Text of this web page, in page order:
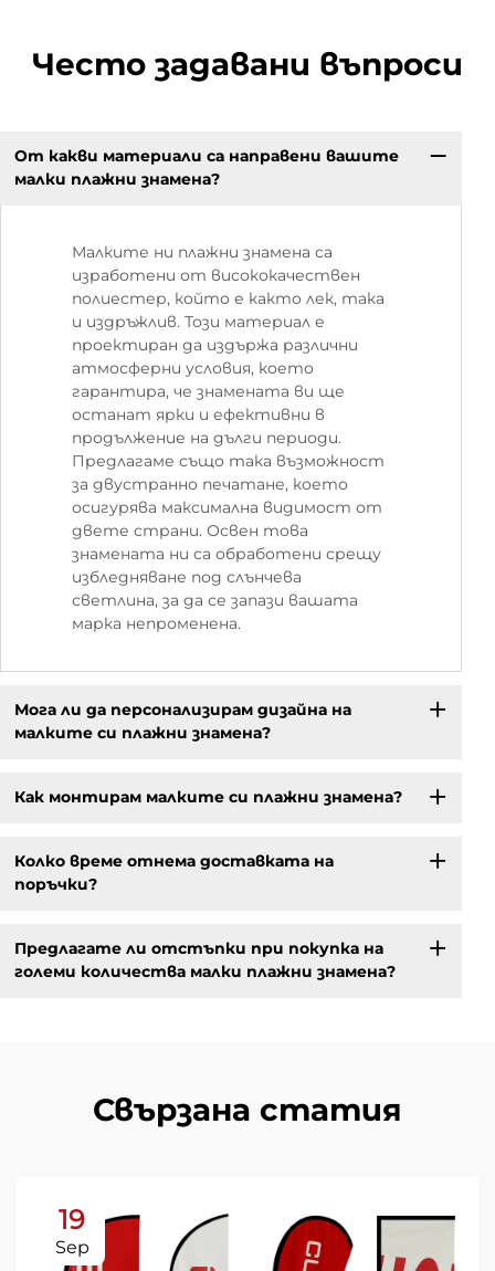
Често задавани въпроси
От какви материали са направени вашите
малки плажни знамена?
Малките ни плажни знамена са
изработени от висококачествен
полиестер, който е както лек, така
и издръжлив. Този материал е
проектиран да издържа различни
атмосферни условия, което
гарантира, че знамената ви ще
останат ярки и ефективни в
продължение на дълги периоди.
Предлагаме също така възможност
за двустранно печатане, което
осигурява максимална видимост от
двете страни. Освен това
знамената ни са обработени срещу
избледняване под слънчева
светлина, за да се запази вашата
марка непроменена.
Мога ли да персонализирам дизайна на
малките си плажни знамена?
Как монтирам малките си плажни знамена?
Колко време отнема доставката на
поръчки?
Предлагате ли отстъпки при покупка на
големи количества малки плажни знамена?
Свързана статия
19
Sep